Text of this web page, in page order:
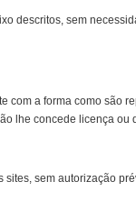
descritos, sem
com a forma como são
lhe concede licença
sem autorização